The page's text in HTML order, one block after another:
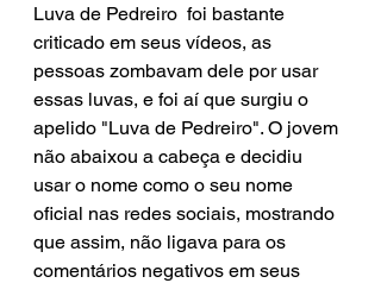
Luva de Pedreiro  foi bastante
criticado em seus vídeos, as
pessoas zombavam dele por usar
essas luvas, e foi aí que surgiu o
apelido "Luva de Pedreiro". O jovem
não abaixou a cabeça e decidiu
usar o nome como o seu nome
oficial nas redes sociais, mostrando
que assim, não ligava para os
comentários negativos em seus